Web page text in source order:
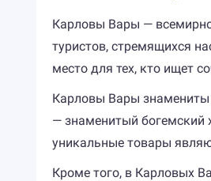
Карловы Вары — всемирно
туристов, стремящихся
место для тех, кто ищет
Карловы Вары знамениты
— знаменитый богемский
уникальные товары
Кроме того, в Карловых